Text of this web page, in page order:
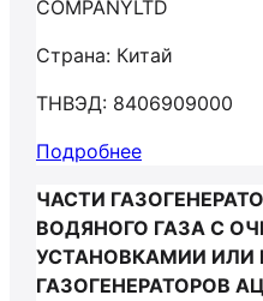
COMPANYLTD
Страна: Китай
ТНВЭД: 8406909000
Подробнее
ЧАСТИ
ВОДЯНОГО ГАЗА С
УСТАНОВКАМИИ ИЛИ
ГАЗОГЕНЕРАТОРОВ